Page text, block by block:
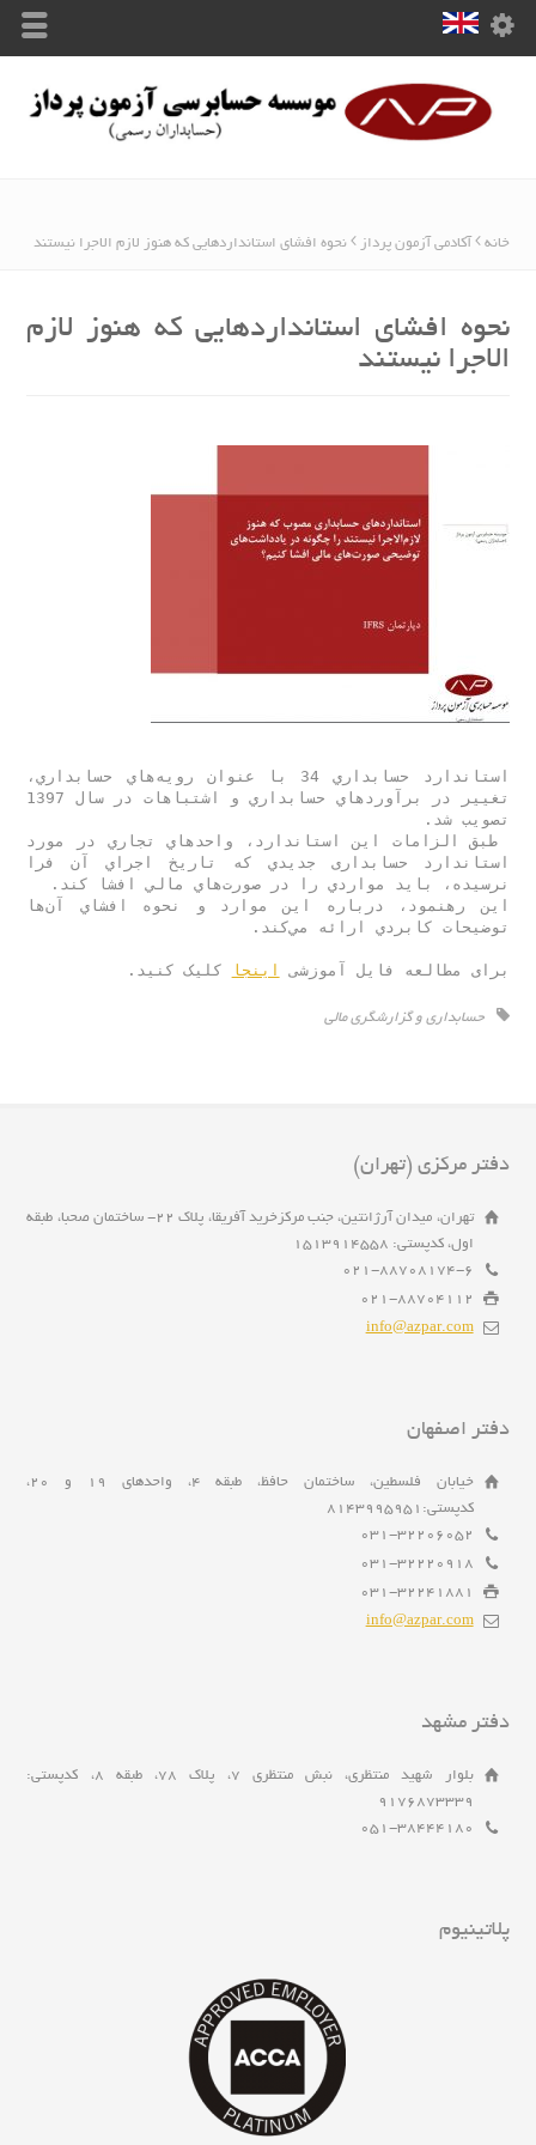
خانه آکادمی آزمون پرداز نحوه افشای استانداردهایی که هنوز لازم الاجرا نیستند
نحوه افشای استانداردهایی که هنوز لازم
الاجرا نیستند
برای مطالعه فایل آموزشی اینجا کلیک کنید.
حسابداری و گزارشگری مالی
دفتر مرکزی (تهران)
تهران، میدان آرژانتین، جنب مرکزخرید آفریقا، پلاک 22- ساختمان صحبا، طبقه
اول، کدپستی: 1513914558
021-88708174-6
021-88704112
info@azpar.com
دفتر اصفهان
خیابان فلسطین، ساختمان حافظ، طبقه 4، واحدهای 19 و 20،
کدپستی:8143995951
031-32206052
031-32220918
031-32241881
info@azpar.com
دفتر مشهد
بلوار شهید منتظری، نبش منتظری 7، پلاک 78، طبقه 8، کدپستی:
9176873339
051-38444180
پلاتینیوم